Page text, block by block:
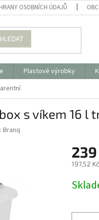
OSOBNÍCH ÚDAJŮ
HLEDAT
Plastové výrobky
s víkem 16 l
Branq
197,52
cena: